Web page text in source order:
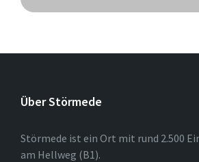
Über Störmede
Störmede ist ein Ort mit rund 2.500
am Hellweg (B1).